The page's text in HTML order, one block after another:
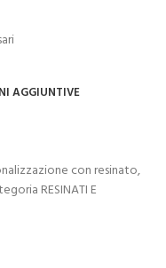
AGGIUNTIVE
con resinato,
RESINATI E